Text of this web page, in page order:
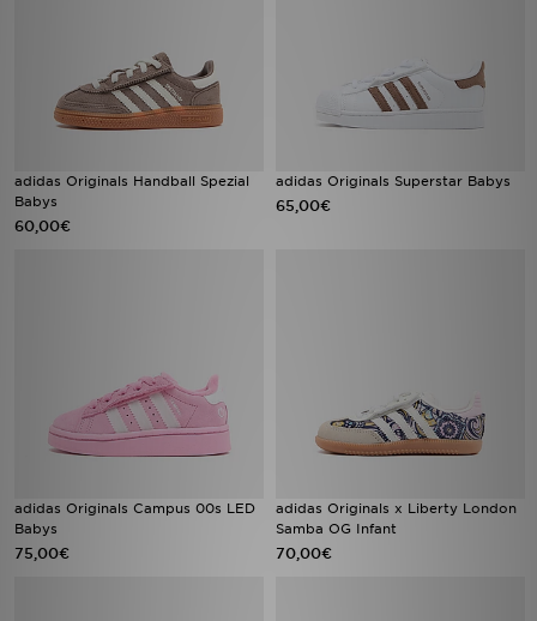
adidas Originals Handball Spezial
Babys
60,00€
adidas Originals Superstar Babys
65,00€
adidas Originals Campus 00s LED
Babys
75,00€
adidas Originals x Liberty London
Samba OG Infant
70,00€